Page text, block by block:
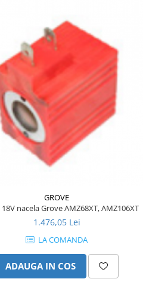
GROVE
nacela Grove AMZ68XT, AMZ106XT
1.476,05 Lei
LA COMANDA
ADAUGA IN COS